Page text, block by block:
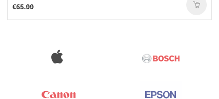
€56.99
€65.00